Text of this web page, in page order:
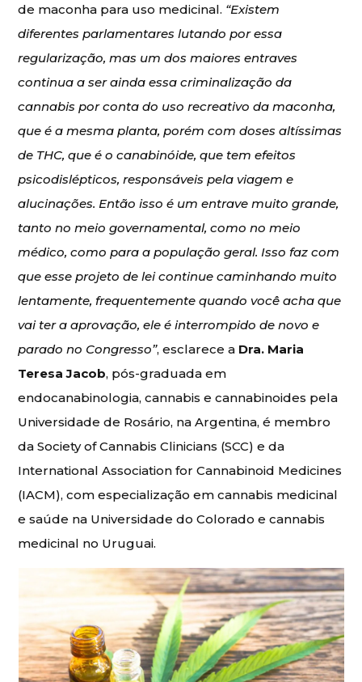
de maconha para uso medicinal. “Existem
diferentes parlamentares lutando por essa
regularização, mas um dos maiores entraves
continua a ser ainda essa criminalização da
cannabis por conta do uso recreativo da maconha,
que é a mesma planta, porém com doses altíssimas
de THC, que é o canabinóide, que tem efeitos
psicodislépticos, responsáveis pela viagem e
alucinações. Então isso é um entrave muito grande,
tanto no meio governamental, como no meio
médico, como para a população geral. Isso faz com
que esse projeto de lei continue caminhando muito
lentamente, frequentemente quando você acha que
vai ter a aprovação, ele é interrompido de novo e
parado no Congresso”, esclarece a Dra. Maria
Teresa Jacob, pós-graduada em
endocanabinologia, cannabis e cannabinoides pela
Universidade de Rosário, na Argentina, é membro
da Society of Cannabis Clinicians (SCC) e da
International Association for Cannabinoid Medicines
(IACM), com especialização em cannabis medicinal
e saúde na Universidade do Colorado e cannabis
medicinal no Uruguai.